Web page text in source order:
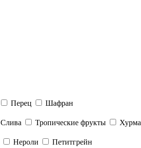
Перец
Шафран
Слива Тропические фрукты Хурма
Нероли
Петитгрейн